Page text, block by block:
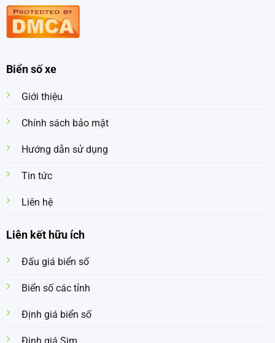
Biển số xe
Giới thiệu
Chính sách bảo mật
Hướng dẫn sử dụng
Tin tức
Liên hệ
Liên kết hữu ích
Đấu giá biển số
Biển số các tỉnh
Định giá biển số